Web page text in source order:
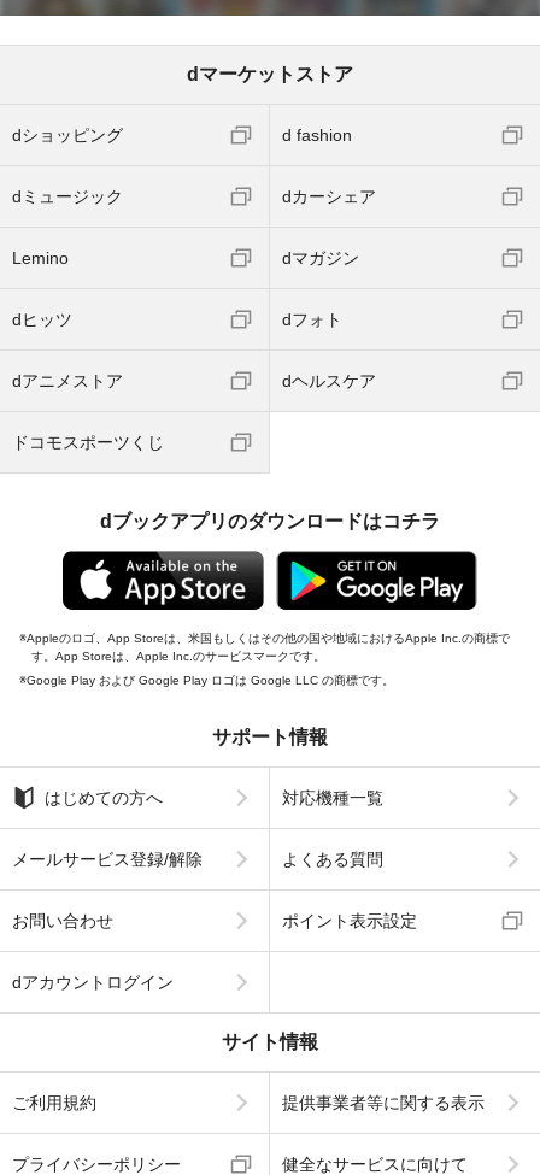
dマーケットストア
dショッピング d fashion
dミュージック dカーシェア
Lemino dマガジン
dヒッツ dフォト
dアニメストア dヘルスケア
ドコモスポーツくじ
dブックアプリのダウンロードはコチラ
Appleのロゴ、App Storeは、米国もしくはその他の国や地域におけるApple Inc.の商標で
す。App Storeは、Apple Inc.のサービスマークです。
Google Play および Google Play ロゴは Google LLC の商標です。
サポート情報
はじめての方へ 対応機種一覧
メールサービス登録/解除 よくある質問
お問い合わせ ポイント表示設定
dアカウントログイン
サイト情報
ご利用規約 提供事業者等に関する表示
プライバシーポリシー 健全なサービスに向けて